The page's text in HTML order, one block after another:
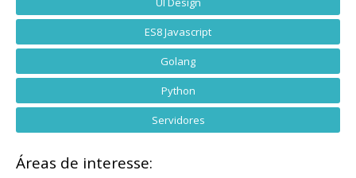
ES8 Javascript
Golang
Python
Servidores
Áreas de interesse: